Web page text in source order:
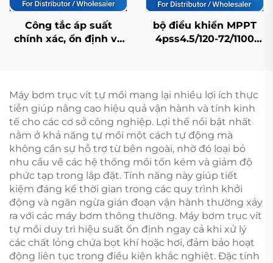
Công tắc áp suất
chính xác, ổn định và
bộ điều khiển MPPT
4pss4.5/120-72/1100
nước sinh hoạt gia
đình
Máy bơm trục vít tự mồi mang lại nhiều lợi ích thực
tiễn giúp nâng cao hiệu quả vận hành và tính kinh
tế cho các cơ sở công nghiệp. Lợi thế nổi bật nhất
nằm ở khả năng tự mồi một cách tự động mà
không cần sự hỗ trợ từ bên ngoài, nhờ đó loại bỏ
nhu cầu về các hệ thống mồi tốn kém và giảm độ
phức tạp trong lắp đặt. Tính năng này giúp tiết
kiệm đáng kể thời gian trong các quy trình khởi
động và ngăn ngừa gián đoạn vận hành thường xảy
ra với các máy bơm thông thường. Máy bơm trục vít
tự mồi duy trì hiệu suất ổn định ngay cả khi xử lý
các chất lỏng chứa bọt khí hoặc hơi, đảm bảo hoạt
động liên tục trong điều kiện khắc nghiệt. Đặc tính